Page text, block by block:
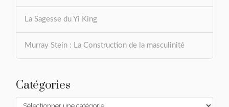
La Sagesse du Yi King
Murray Stein : La Construction de la masculinité
Catégories
Catégories